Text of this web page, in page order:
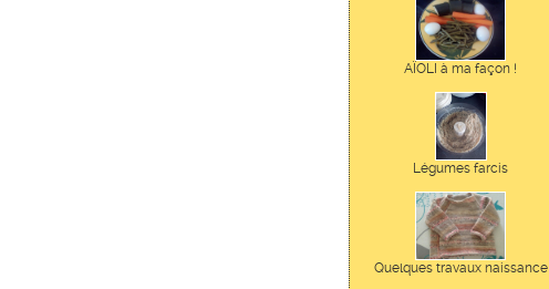
AÏOLI à ma façon !
Légumes farcis
Quelques travaux naissance